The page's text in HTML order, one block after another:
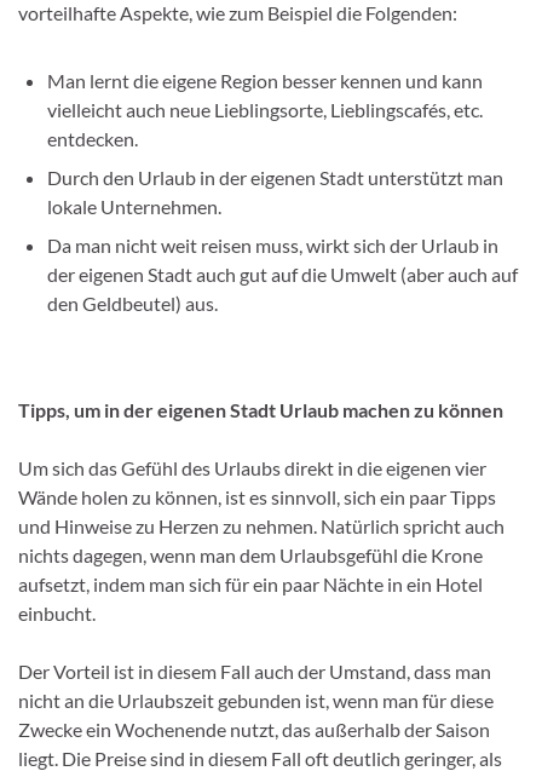
vorteilhafte Aspekte, wie zum Beispiel die Folgenden:
Man lernt die eigene Region besser kennen und kann
vielleicht auch neue Lieblingsorte, Lieblingscafés, etc.
entdecken.
Durch den Urlaub in der eigenen Stadt unterstützt man
lokale Unternehmen.
Da man nicht weit reisen muss, wirkt sich der Urlaub in
der eigenen Stadt auch gut auf die Umwelt (aber auch auf
den Geldbeutel) aus.
Tipps, um in der eigenen Stadt Urlaub machen zu können
Um sich das Gefühl des Urlaubs direkt in die eigenen vier
Wände holen zu können, ist es sinnvoll, sich ein paar Tipps
und Hinweise zu Herzen zu nehmen. Natürlich spricht auch
nichts dagegen, wenn man dem Urlaubsgefühl die Krone
aufsetzt, indem man sich für ein paar Nächte in ein Hotel
einbucht.
Der Vorteil ist in diesem Fall auch der Umstand, dass man
nicht an die Urlaubszeit gebunden ist, wenn man für diese
Zwecke ein Wochenende nutzt, das außerhalb der Saison
liegt. Die Preise sind in diesem Fall oft deutlich geringer, als